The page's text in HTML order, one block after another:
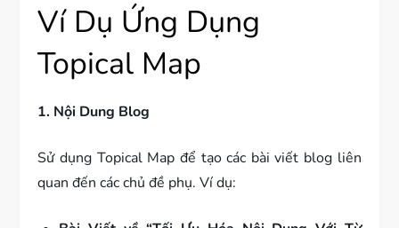
Ví Dụ Ứng Dụng
Topical Map
1. Nội Dung Blog
Sử dụng Topical Map để tạo các bài viết blog liên
quan đến các chủ đề phụ. Ví dụ: